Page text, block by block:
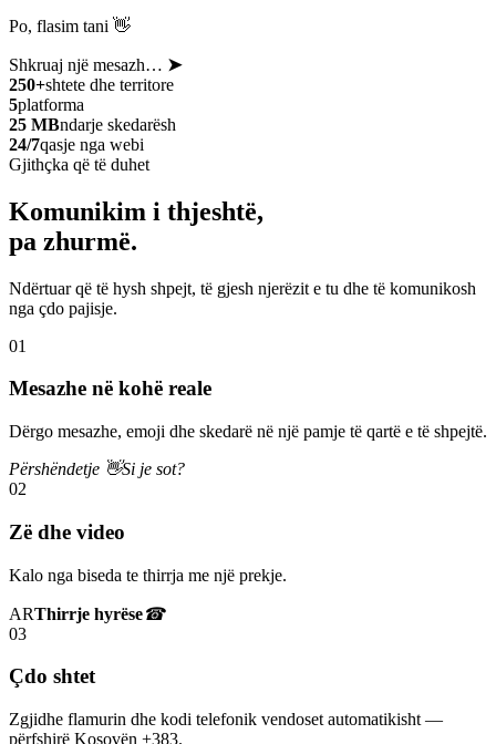
Po, flasim tani 👋
Shkruaj një mesazh… ➤
250+shtete dhe territore
5platforma
25 MBndarje skedarësh
24/7qasje nga webi
Gjithçka që të duhet
Komunikim i thjeshtë,
pa zhurmë.
Ndërtuar që të hysh shpejt, të gjesh njerëzit e tu dhe të komunikosh
nga çdo pajisje.
01
Mesazhe në kohë reale
Dërgo mesazhe, emoji dhe skedarë në një pamje të qartë e të shpejtë.
Përshëndetje 👋Si je sot?
02
Zë dhe video
Kalo nga biseda te thirrja me një prekje.
ARThirrje hyrëse☎
03
Çdo shtet
Zgjidhe flamurin dhe kodi telefonik vendoset automatikisht —
përfshirë Kosovën +383.